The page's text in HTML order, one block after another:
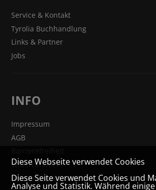
Service & Kontakt
Tyrolia Buchhandlung
Links & Partner
Jobs
INFO
Impressum
AGB
Widerrufsrecht
VERTRAG WIDERRUFEN
Diese Webseite verwendet Cookies
Diese Seite verwendet Cookies und
Analyse und Statistik. Während